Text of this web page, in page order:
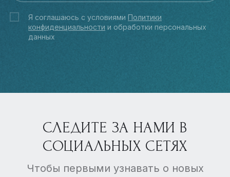
Я соглашаюсь с условиями Политики
конфиденциальности и обработки персональных
данных
СЛЕДИТЕ ЗА НАМИ В
СОЦИАЛЬНЫХ СЕТЯХ
Чтобы первыми узнавать о новых